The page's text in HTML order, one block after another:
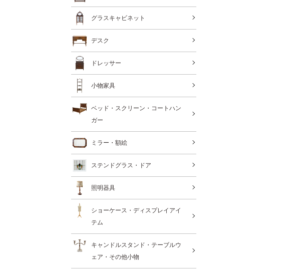
グラスキャビネット
デスク
ドレッサー
小物家具
ベッド・スクリーン・コートハン
ガー
ミラー・額絵
ステンドグラス・ドア
照明器具
ショーケース・ディスプレイアイ
テム
キャンドルスタンド・テーブルウ
ェア・その他小物